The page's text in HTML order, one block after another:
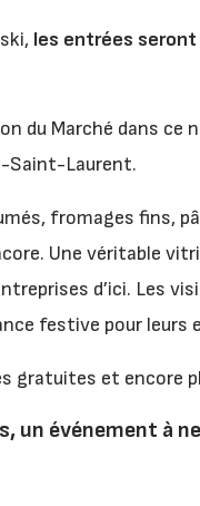
les entrées
du Marché dans ce
Saint-Laurent.
fromages fins,
Une véritable
d’ici. Les
festive pour leurs
gratuites et encore
un événement à